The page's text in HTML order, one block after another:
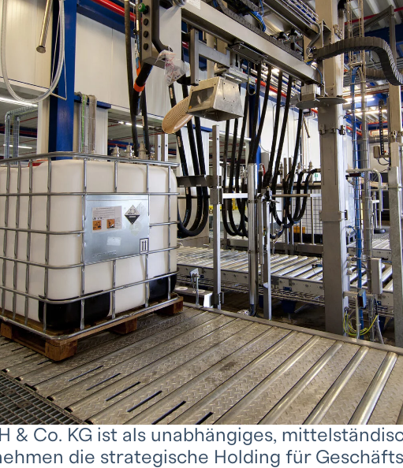
& Co. KG ist als unabhängiges,
die strategische Holding für